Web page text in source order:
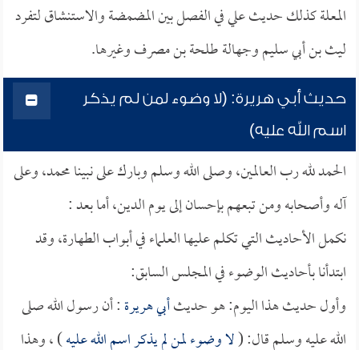
المعلة كذلك حديث علي في الفصل بين المضمضة والاستنشاق لتفرد
ليث بن أبي سليم وجهالة طلحة بن مصرف وغيرها.
حديث أبي هريرة: (لا وضوء لمن لم يذكر
اسم الله عليه)
الحمد لله رب العالمين، وصلى الله وسلم وبارك على نبينا محمد، وعلى
آله وأصحابه ومن تبعهم بإحسان إلى يوم الدين، أما بعد :
نكمل الأحاديث التي تكلم عليها العلماء في أبواب الطهارة، وقد
ابتدأنا بأحاديث الوضوء في المجلس السابق:
وأول حديث هذا اليوم: هو حديثأبي هريرة: أن رسول الله صلى
الله عليه وسلم قال: (لا وضوء لمن لم يذكر اسم الله عليه) ، وهذا